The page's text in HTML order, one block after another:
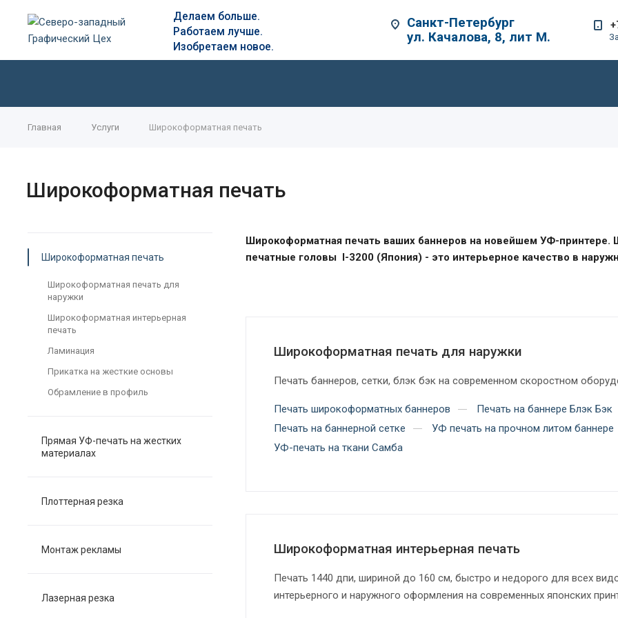
Делаем больше.
Работаем лучше.
Изобретаем новое.
Санкт-Петербург
ул. Качалова, 8, лит М.
Главная Услуги Широкоформатная печать
Широкоформатная печать
Широкоформатная печать ваших баннеров на новейшем УФ-
печатные головы I-3200 (Япония) - это интерьерное качество в
Широкоформатная печать для наружки
Печать баннеров, сетки, блэк бэк на современном скоростном
Печать широкоформатных баннеров
Печать на баннере Блэк Бэк
Печать на баннерной сетке
УФ печать на прочном литом баннере
УФ-печать на ткани Самба
Широкоформатная интерьерная печать
Печать 1440 дпи, шириной до 160 см, быстро и недорого для всех
интерьерного и наружного оформления на современных японских
Широкоформатная печать
Широкоформатная печать для
наружки
Широкоформатная интерьерная
печать
Ламинация
Прикатка на жесткие основы
Обрамление в профиль
Прямая УФ-печать на жестких
материалах
Плоттерная резка
Монтаж рекламы
Лазерная резка